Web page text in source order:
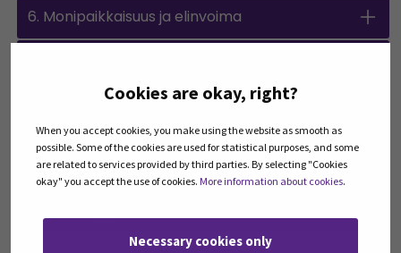
Cookies are okay, right?
When you accept cookies, you make using the website as smooth as
possible. Some of the cookies are used for statistical purposes, and some
are related to services provided by third parties. By selecting "Cookies
okay" you accept the use of cookies. More information about cookies.
Necessary cookies only
6. Monipaikkaisuus ja elinvoima
8. Miten viestiä ja tavoittaa monipaikkaiset?
9. Monipaikkaiset osana yhteisöä
10. Mitä seuraavaksi? Kohti monipaikkaisuuden